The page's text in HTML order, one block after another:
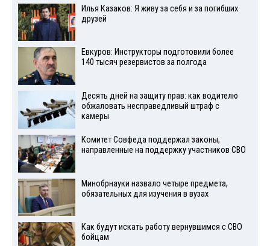
Илья Казаков: Я живу за себя и за погибших
друзей
Евкуров: Инструкторы подготовили более
140 тысяч резервистов за полгода
Десять дней на защиту прав: как водителю
обжаловать несправедливый штраф с
камеры
Комитет Совфеда поддержал законы,
направленные на поддержку участников СВО
Минобрнауки назвало четыре предмета,
обязательных для изучения в вузах
Как будут искать работу вернувшимся с СВО
бойцам